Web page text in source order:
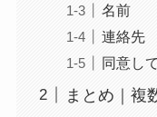
名前
連絡先
同意し
まとめ｜複